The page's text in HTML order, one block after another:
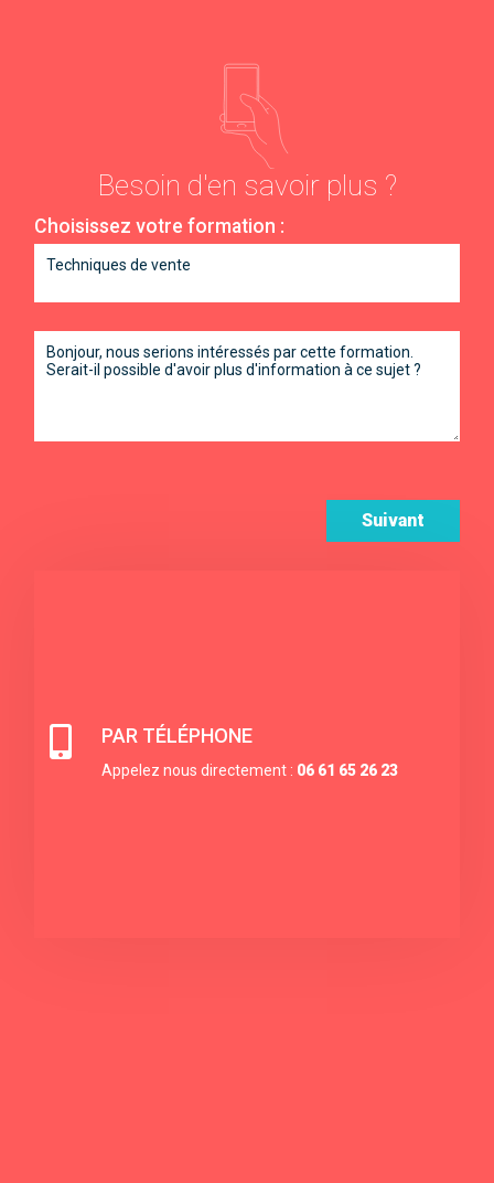
Besoin d'en savoir plus ?
Choisissez votre formation :
Suivant
 PAR TÉLÉPHONE
Appelez nous directement : 06 61 65 26 23